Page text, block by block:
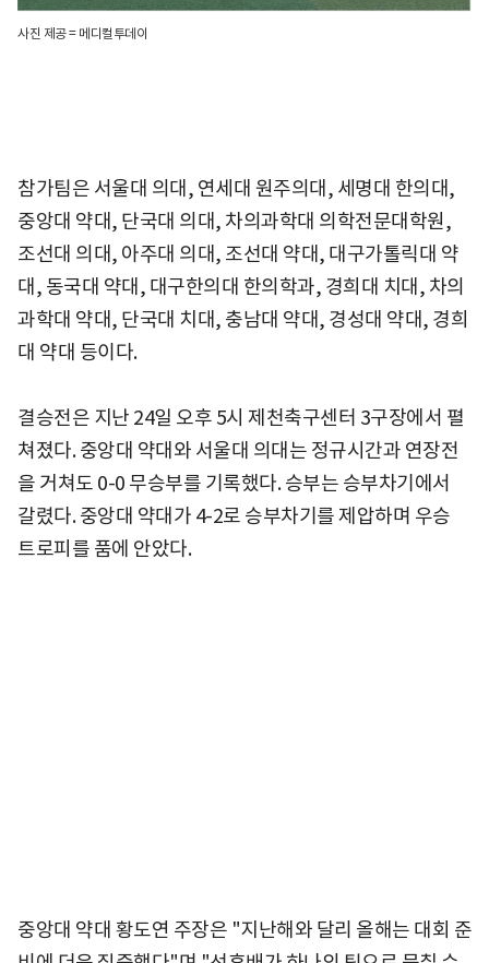
사진 제공 = 메디컬투데이
참가팀은 서울대 의대, 연세대 원주의대, 세명대 한의대,
중앙대 약대, 단국대 의대, 차의과학대 의학전문대학원,
조선대 의대, 아주대 의대, 조선대 약대, 대구가톨릭대 약
대, 동국대 약대, 대구한의대 한의학과, 경희대 치대, 차의
과학대 약대, 단국대 치대, 충남대 약대, 경성대 약대, 경희
대 약대 등이다.
결승전은 지난 24일 오후 5시 제천축구센터 3구장에서 펼
쳐졌다. 중앙대 약대와 서울대 의대는 정규시간과 연장전
을 거쳐도 0-0 무승부를 기록했다. 승부는 승부차기에서
갈렸다. 중앙대 약대가 4-2로 승부차기를 제압하며 우승
트로피를 품에 안았다.
중앙대 약대 황도연 주장은 "지난해와 달리 올해는 대회 준